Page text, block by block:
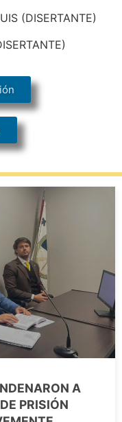
(DISERTANTE)
A
PRISIÓN